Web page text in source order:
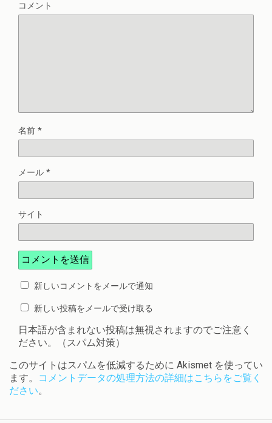
コメント
名前 *
メール *
サイト
新しいコメントをメールで通知
新しい投稿をメールで受け取る
日本語が含まれない投稿は無視されますのでご注意く
ださい。（スパム対策）
このサイトはスパムを低減するために Akismet を使ってい
ます。
コメントデータの処理方法の詳細はこちらをご覧く
ださい。